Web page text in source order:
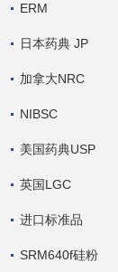
ERM
日本药典 JP
加拿大NRC
NIBSC
美国药典USP
英国LGC
进口标准品
SRM640f硅粉